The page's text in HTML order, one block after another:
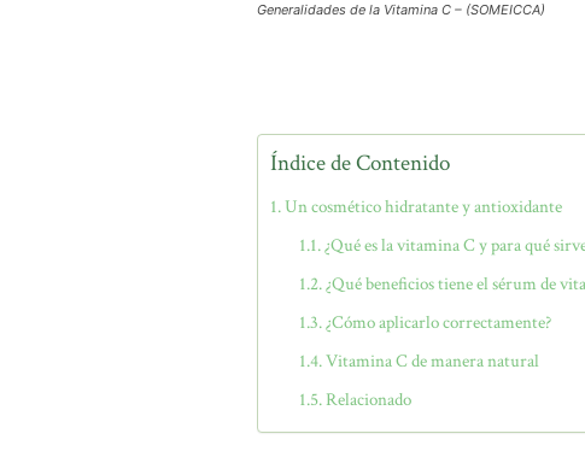
Generalidades de la Vitamina C – (SOMEICCA)
Índice de Contenido
Un cosmético hidratante y antioxidante
¿Qué es la vitamina C y para qué
¿Qué beneficios tiene el sérum de
¿Cómo aplicarlo correctamente?
Vitamina C de manera natural
Relacionado